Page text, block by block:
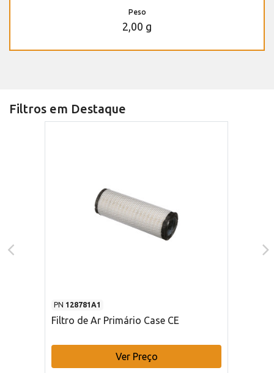
Peso
2,00 g
Filtros em Destaque
PN 128781A1
Filtro de Ar Primário Case CE
Ver Preço